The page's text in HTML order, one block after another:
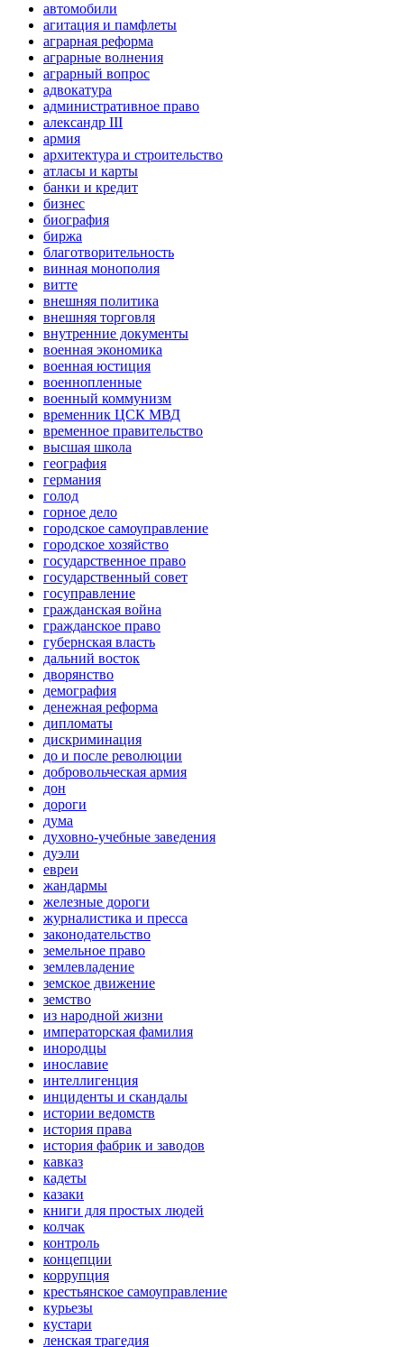
автомобили
агитация и памфлеты
аграрная реформа
аграрные волнения
аграрный вопрос
адвокатура
административное право
александр III
армия
архитектура и строительство
атласы и карты
банки и кредит
бизнес
биография
биржа
благотворительность
винная монополия
витте
внешняя политика
внешняя торговля
внутренние документы
военная экономика
военная юстиция
военнопленные
военный коммунизм
временник ЦСК МВД
временное правительство
высшая школа
география
германия
голод
горное дело
городское самоуправление
городское хозяйство
государственное право
государственный совет
госуправление
гражданская война
гражданское право
губернская власть
дальний восток
дворянство
демография
денежная реформа
дипломаты
дискриминация
до и после революции
добровольческая армия
дон
дороги
дума
духовно-учебные заведения
дуэли
евреи
жандармы
железные дороги
журналистика и пресса
законодательство
земельное право
землевладение
земское движение
земство
из народной жизни
императорская фамилия
инородцы
инославие
интеллигенция
инциденты и скандалы
истории ведомств
история права
история фабрик и заводов
кавказ
кадеты
казаки
книги для простых людей
колчак
контроль
концепции
коррупция
крестьянское самоуправление
курьезы
кустари
ленская трагедия